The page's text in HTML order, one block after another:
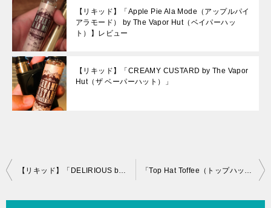
【リキッド】「Apple Pie Ala Mode（アップルパイ
アラモード） by The Vapor Hut（ベイパーハッ
ト）】レビュー
【リキッド】「CREAMY CUSTARD by The Vapor
Hut（ザ ベーパーハット）」
投